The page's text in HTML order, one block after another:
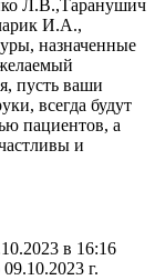
Л.В.,Таранушич
И.А.,
назначенные
пусть ваши
всегда будут
пациентов, а
и
в 16:16
г.